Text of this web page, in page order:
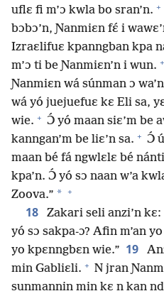
uflɛ fi m’ɔ kwla bo sran’n. +
bɔbɔ’n, Ɲanmiɛn fɛ́ i
Izraɛlifuɛ kpanngban kpa
m’ɔ ti be Ɲanmiɛn’n i wun. +
Ɲanmiɛn wá súnman ɔ
wá yó juejuefuɛ kɛ Eli sa,
wie. + Ɔ́ yó maan siɛ’m be
kanngan’m be liɛ’n sa. + Ɔ́
maan bé fá ngwlɛlɛ bé
kpa’n. Ɔ́ yó sɔ naan w’a
Zoova.” * +
18
Zakari seli anzi’n kɛ:
yó sɔ sakpa-ɔ? Afin m’an
yo kpɛnngbɛn wie.” 19
min Gabliɛli. + N jran
sunmannin min kɛ n kan